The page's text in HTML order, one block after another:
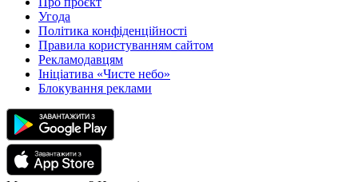
Угода
Політика конфіденційності
Правила користуванням сайтом
Рекламодавцям
Ініціатива «Чисте небо»
Блокування реклами